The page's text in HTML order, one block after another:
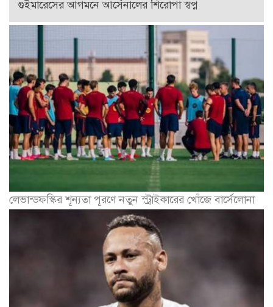
গুইমারেসের আগমনে আর্সেনালের শিরোপা স্বপ্ন
লেভান্ডফস্কির শূন্যতা পূরণে নতুন স্ট্রাইকারের খোঁজে বার্সেলোনা